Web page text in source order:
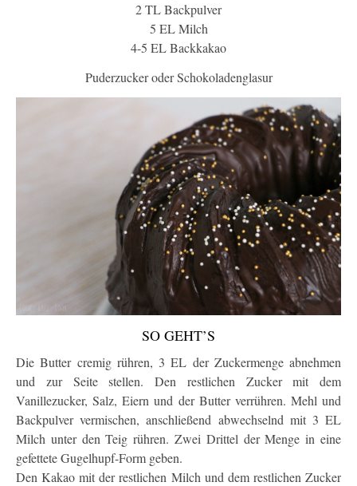
2 TL Backpulver
5 EL Milch
4-5 EL Backkakao
Puderzucker oder Schokoladenglasur
SO GEHT’S
Die Butter cremig rühren, 3 EL der Zuckermenge abnehmen
und zur Seite stellen. Den restlichen Zucker mit dem
Vanillezucker, Salz, Eiern und der Butter verrühren. Mehl und
Backpulver vermischen, anschließend abwechselnd mit 3 EL
Milch unter den Teig rühren. Zwei Drittel der Menge in eine
gefettete Gugelhupf-Form geben.
Den Kakao mit der restlichen Milch und dem restlichen Zucker